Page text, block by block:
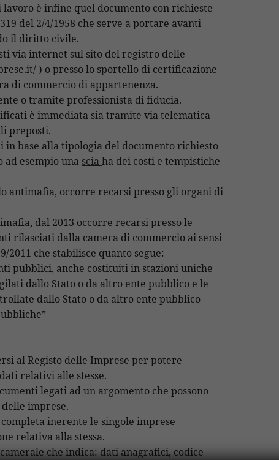
è infine quel documento con richieste
del 2/4/1958 che serve a portare avanti
il diritto civile.
via internet sul sito del registro delle
) o presso lo sportello di certificazione
di commercio di appartenenza.
o tramite professionista di fiducia.
è immediata sia tramite via telematica
preposti.
base alla tipologia del documento richiesto
ad esempio una scia ha dei costi e tempistiche
antimafia, occorre recarsi presso gli organi di
dal 2013 occorre recarsi presso le
rilasciati dalla camera di commercio ai sensi
2011 che stabilisce quanto segue:
pubblici, anche costituiti in stazioni uniche
dallo Stato o da altro ente pubblico e le
dallo Stato o da altro ente pubblico
al Registo delle Imprese per potere
relativi alle stesse.
legati ad un argomento che possono
imprese.
inerente le singole imprese
relativa alla stessa.
che indica: dati anagrafici, codice